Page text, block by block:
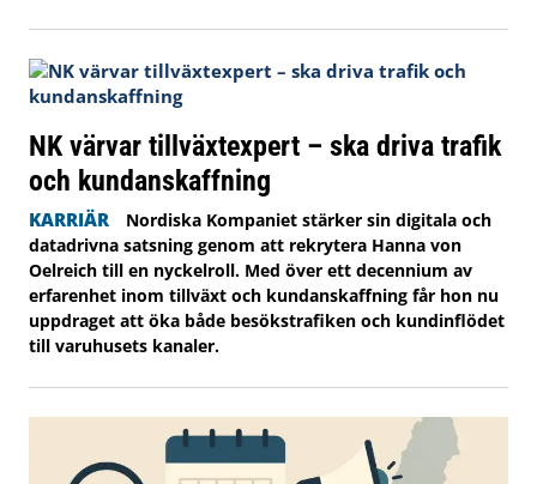
NK värvar tillväxtexpert – ska driva trafik
och kundanskaffning
KARRIÄR
Nordiska Kompaniet stärker sin digitala och
datadrivna satsning genom att rekrytera Hanna von
Oelreich till en nyckelroll. Med över ett decennium av
erfarenhet inom tillväxt och kundanskaffning får hon nu
uppdraget att öka både besökstrafiken och kundinflödet
till varuhusets kanaler.